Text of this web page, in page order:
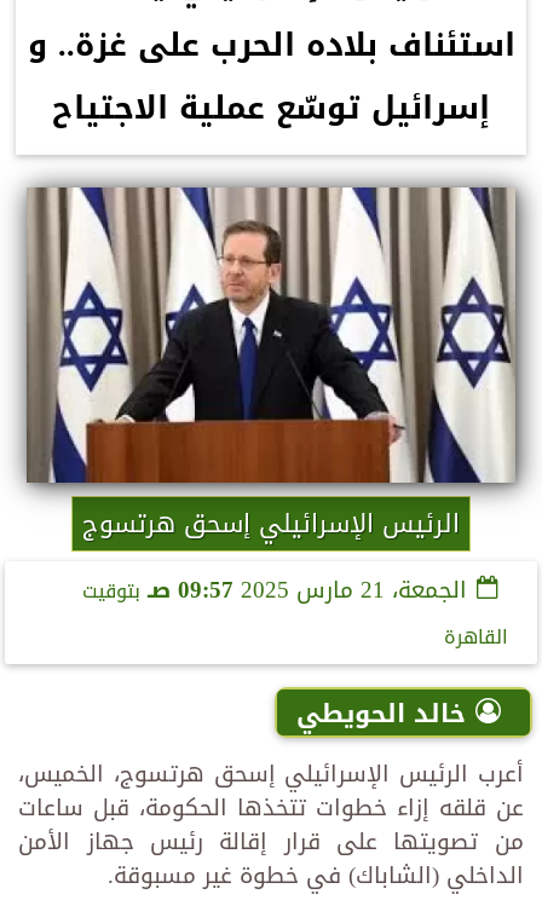
استئناف بلاده الحرب على غزة.. و
إسرائيل توسّع عملية الاجتياح
الرئيس الإسرائيلي إسحق هرتسوج
الجمعة، 21 مارس 2025 09:57 صـ
بتوقيت
القاهرة
خالد الحويطي
أعرب الرئيس الإسرائيلي إسحق هرتسوج، الخميس،
عن قلقه إزاء خطوات تتخذها الحكومة، قبل ساعات
من تصويتها على قرار إقالة رئيس جهاز الأمن
الداخلي (الشاباك) في خطوة غير مسبوقة.